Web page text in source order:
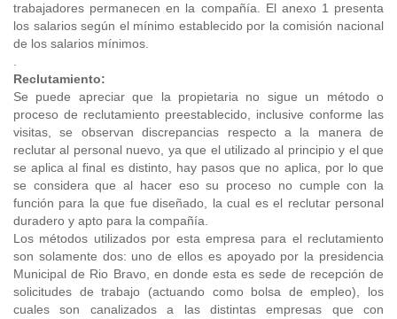
trabajadores permanecen en la compañía. El anexo 1 presenta
los salarios según el mínimo establecido por la comisión nacional
de los salarios mínimos.
Reclutamiento:
Se puede apreciar que la propietaria no sigue un método o
proceso de reclutamiento preestablecido, inclusive conforme las
visitas, se observan discrepancias respecto a la manera de
reclutar al personal nuevo, ya que el utilizado al principio y el que
se aplica al final es distinto, hay pasos que no aplica, por lo que
se considera que al hacer eso su proceso no cumple con la
función para la que fue diseñado, la cual es el reclutar personal
duradero y apto para la compañía.
Los métodos utilizados por esta empresa para el reclutamiento
son solamente dos: uno de ellos es apoyado por la presidencia
Municipal de Rio Bravo, en donde esta es sede de recepción de
solicitudes de trabajo (actuando como bolsa de empleo), los
cuales son canalizados a las distintas empresas que con